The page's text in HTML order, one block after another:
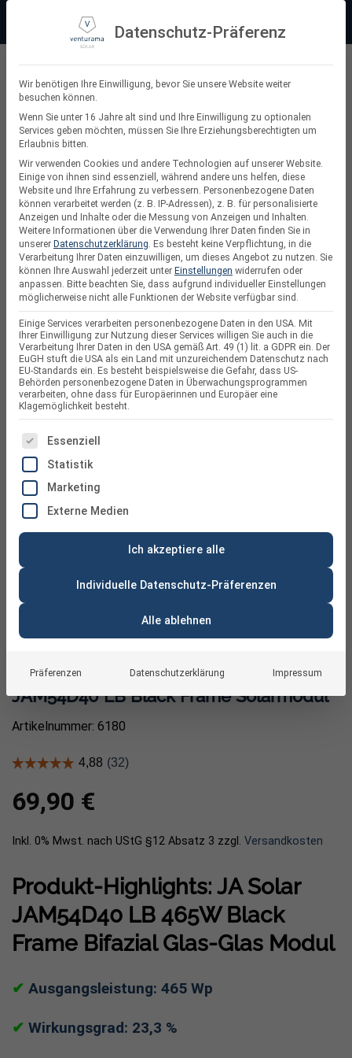
springen
+49 (0) 64 64 37 19 5 - 0
Suchen
nach:
PV-Module
JA Solar 465W bifazial Glas-Glas
JAM54D40 LB Black Frame Solarmodul
Artikelnummer: 6180
69,90 €
Inkl. 0% Mwst. nach UStG §12 Absatz 3 zzgl. Versandkosten
Produkt-Highlights: JA Solar
JAM54D40 LB 465W Black
Frame Bifazial Glas-Glas Modul
✔ Ausgangsleistung: 465 Wp
✔ Wirkungsgrad: 23,3 %
Datenschutz-Präferenz
Wir benötigen Ihre Einwilligung, bevor Sie unsere Website weiter
besuchen können.
Wenn Sie unter 16 Jahre alt sind und Ihre Einwilligung zu optionalen
Services geben möchten, müssen Sie Ihre Erziehungsberechtigten um
Erlaubnis bitten.
Wir verwenden Cookies und andere Technologien auf unserer Website.
Einige von ihnen sind essenziell, während andere uns helfen, diese
Website und Ihre Erfahrung zu verbessern. Personenbezogene Daten
können verarbeitet werden (z. B. IP-Adressen), z. B. für personalisierte
Anzeigen und Inhalte oder die Messung von Anzeigen und Inhalten.
Weitere Informationen über die Verwendung Ihrer Daten finden Sie in
unserer Datenschutzerklärung. Es besteht keine Verpflichtung, in die
Verarbeitung Ihrer Daten einzuwilligen, um dieses Angebot zu nutzen. Sie
können Ihre Auswahl jederzeit unter Einstellungen widerrufen oder
anpassen. Bitte beachten Sie, dass aufgrund individueller Einstellungen
möglicherweise nicht alle Funktionen der Website verfügbar sind.
Einige Services verarbeiten personenbezogene Daten in den USA. Mit
Ihrer Einwilligung zur Nutzung dieser Services willigen Sie auch in die
Verarbeitung Ihrer Daten in den USA gemäß Art. 49 (1) lit. a GDPR ein. Der
EuGH stuft die USA als ein Land mit unzureichendem Datenschutz nach
EU-Standards ein. Es besteht beispielsweise die Gefahr, dass US-
Behörden personenbezogene Daten in Überwachungsprogrammen
verarbeiten, ohne dass für Europäerinnen und Europäer eine
Klagemöglichkeit besteht.
ES FOLGT EINE LISTE DER SERVICE-GRUPPEN, FÜR
Essenziell
Statistik
Marketing
Externe Medien
Ich akzeptiere alle
Individuelle Datenschutz-Präferenzen
Alle ablehnen
Präferenzen Datenschutzerklärung Impressum